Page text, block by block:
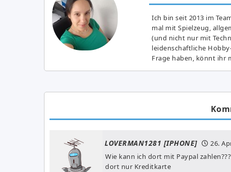
Ich bin seit 2013 im
mal mit Spielzeug,
(und nicht nur mit
leidenschaftliche
Frage haben, könnt ihr
LOVERMAN1281 [IPHONE] 26.
Wie kann ich dort mit Paypal
dort nur Kreditkarte